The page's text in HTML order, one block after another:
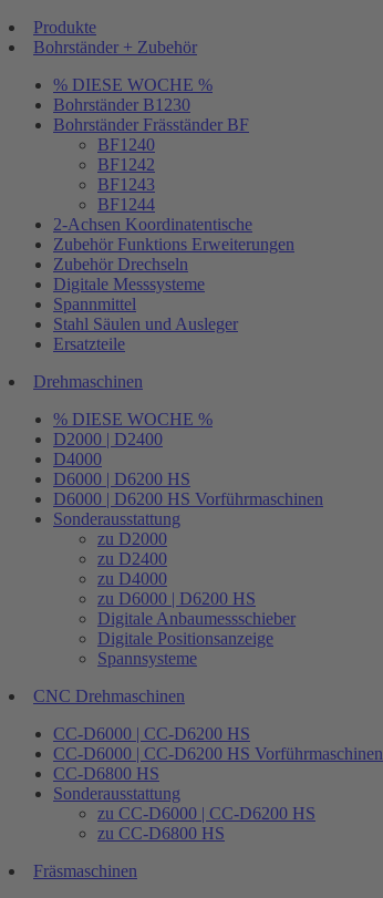
Produkte
Bohrständer + Zubehör
% DIESE WOCHE %
Bohrständer B1230
Bohrständer Fräsständer BF
BF1240
BF1242
BF1243
BF1244
2-Achsen Koordinatentische
Zubehör Funktions Erweiterungen
Zubehör Drechseln
Digitale Messsysteme
Spannmittel
Stahl Säulen und Ausleger
Ersatzteile
Drehmaschinen
% DIESE WOCHE %
D2000 | D2400
D4000
D6000 | D6200 HS
D6000 | D6200 HS Vorführmaschinen
Sonderausstattung
zu D2000
zu D2400
zu D4000
zu D6000 | D6200 HS
Digitale Anbaumessschieber
Digitale Positionsanzeige
Spannsysteme
CNC Drehmaschinen
CC-D6000 | CC-D6200 HS
CC-D6000 | CC-D6200 HS Vorführmaschinen
CC-D6800 HS
Sonderausstattung
zu CC-D6000 | CC-D6200 HS
zu CC-D6800 HS
Fräsmaschinen